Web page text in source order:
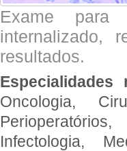
Exame para
internalizado,
resultados.
Especialidades
Oncologia,
Infectologia,